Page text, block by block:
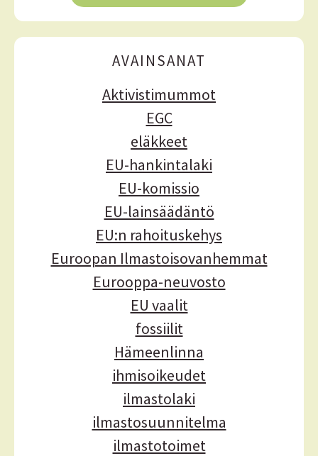
e
l
AVAINSANAT
Aktivistimummot
EGC
eläkkeet
EU-hankintalaki
EU-komissio
EU-lainsäädäntö
EU:n rahoituskehys
Euroopan Ilmastoisovanhemmat
Eurooppa-neuvosto
EU vaalit
fossiilit
Hämeenlinna
ihmisoikeudet
ilmastolaki
ilmastosuunnitelma
ilmastotoimet